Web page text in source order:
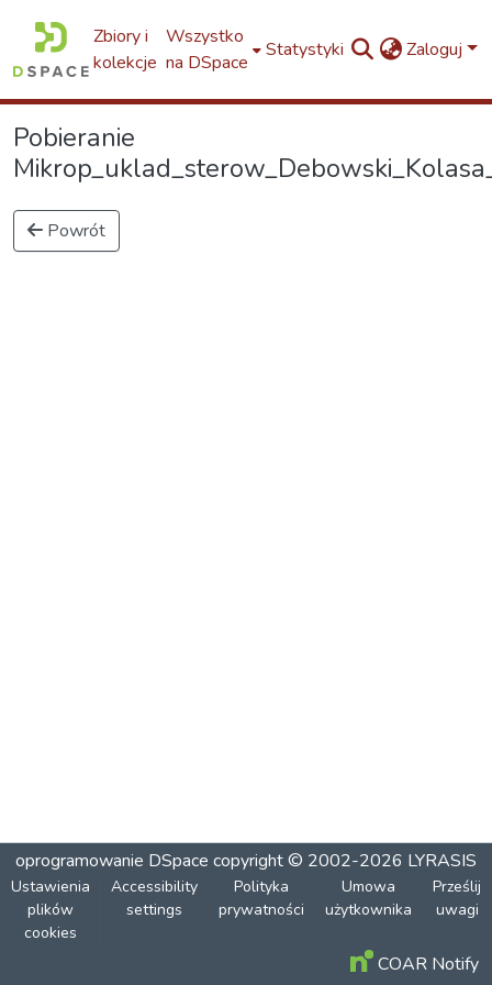
Zbiory i
kolekcje
Wszystko
na DSpace
Statystyki Zaloguj
Pobieranie
Powrót
oprogramowanie DSpace copyright © 2002-2026 LYRASIS
Ustawienia
plików
cookies
Accessibility
settings
Polityka
prywatności
Umowa
użytkownika
Prześlij
uwagi
COAR Notify